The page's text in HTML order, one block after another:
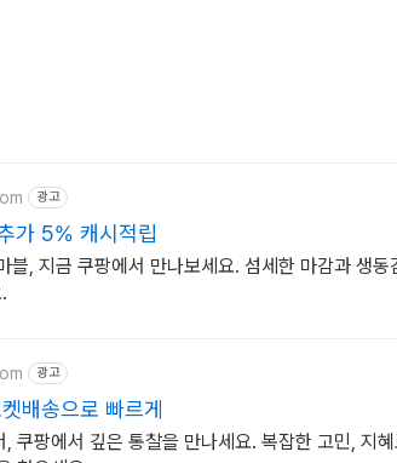
광고
가 5% 캐시적립
블, 지금 쿠팡에서 만나보세요. 섬세한 마감과 생동
광고
배송으로 빠르게
쿠팡에서 깊은 통찰을 만나세요. 복잡한 고민, 지